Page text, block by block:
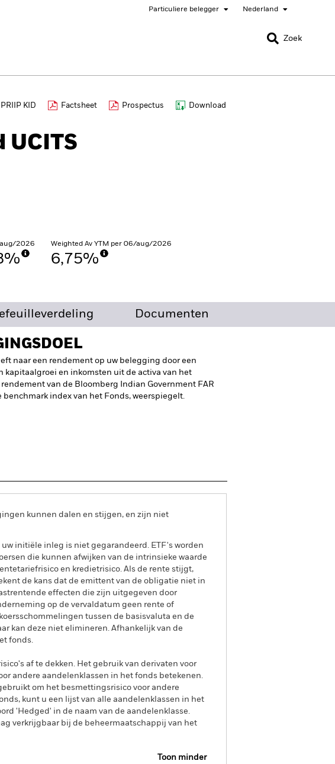
Particuliere belegger Nederland
SLUITEN
SLUITEN
Canada Chile
Zoek
PRIIP KID Factsheet Prospectus Download
UCITS
2026 Weighted Av YTM per 06/aug/2026
6,75%
Documenten
naar een rendement op uw belegging door een
kapitaalgroei en inkomsten uit de activa van het
van de Bloomberg Indian Government FAR
benchmark index van het Fonds, weerspiegelt.
kunnen dalen en stijgen, en zijn niet
initiële inleg is niet gegarandeerd. ETF's worden
die kunnen afwijken van de intrinsieke waarde
en kredietrisico. Als de rente stijgt,
de kans dat de emittent van de obligatie niet in
effecten die zijn uitgegeven door
op de vervaldatum geen rente of
tussen de basisvaluta en de
kan deze niet elimineren. Afhankelijk van de
fonds.
af te dekken. Het gebruik van derivaten voor
andere aandelenklassen in het fonds betekenen.
om het besmettingsrisico voor andere
kunt u een lijst van alle aandelenklassen in het
'Hedged' in de naam van de aandelenklasse.
verkrijgbaar bij de beheermaatschappij van het
Toon minder